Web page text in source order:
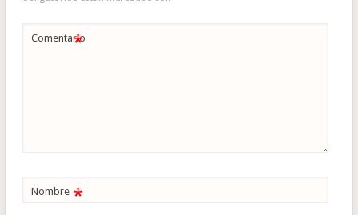
Comentario
*
Nombre *